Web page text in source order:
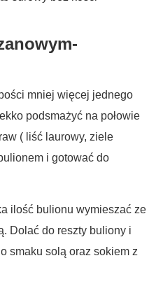
mniej więcej jednego
podsmażyć na połowie
( liść laurowy, ziele
i gotować do
ilość bulionu wymieszać ze
Dolać do reszty buliony i
smaku solą oraz sokiem z